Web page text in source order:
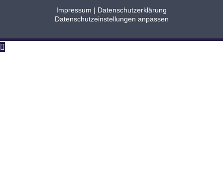
Impressum | Datenschutzerklärung
Datenschutzeinstellungen anpassen